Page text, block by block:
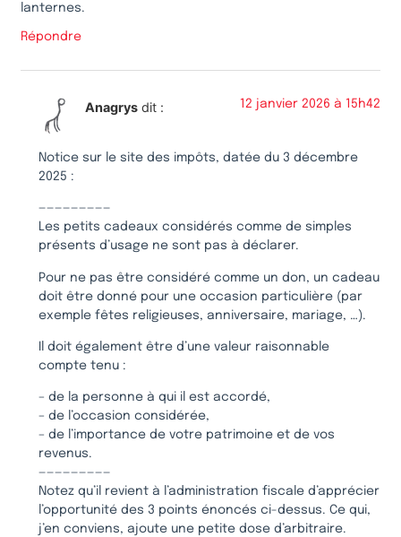
lanternes.
Répondre
Anagrys dit : 12 janvier 2026 à 15h42
Notice sur le site des impôts, datée du 3 décembre
2025 :
—————————
Les petits cadeaux considérés comme de simples
présents d’usage ne sont pas à déclarer.
Pour ne pas être considéré comme un don, un cadeau
doit être donné pour une occasion particulière (par
exemple fêtes religieuses, anniversaire, mariage, …).
Il doit également être d’une valeur raisonnable
compte tenu :
– de la personne à qui il est accordé,
– de l’occasion considérée,
– de l’importance de votre patrimoine et de vos
revenus.
—————————
Notez qu’il revient à l’administration fiscale d’apprécier
l’opportunité des 3 points énoncés ci-dessus. Ce qui,
j’en conviens, ajoute une petite dose d’arbitraire.